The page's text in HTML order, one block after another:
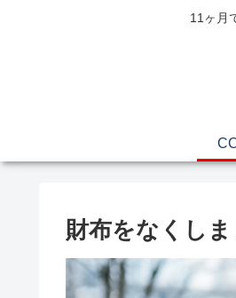
11ヶ月
財布をなくしま